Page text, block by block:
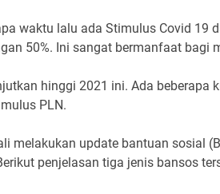
waktu lalu ada Stimulus Covid 19
50%. Ini sangat bermanfaat bagi
hinggi 2021 ini. Ada beberapa
PLN.
melakukan update bantuan sosial
penjelasan tiga jenis bansos